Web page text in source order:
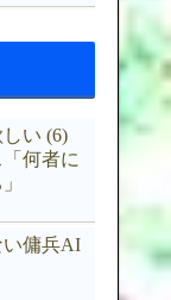
い (6)
何者に
い傭兵AI